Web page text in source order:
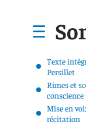
Texte
Persillet
Rimes et
Mise en
récitation